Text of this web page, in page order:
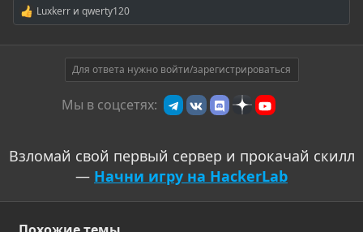
Р
е
а
Luxkerr и qwerty120
Для ответа нужно войти/зарегистрироваться
Мы в соцсетях:
Взломай свой первый сервер и прокачай скилл
— Начни игру на HackerLab